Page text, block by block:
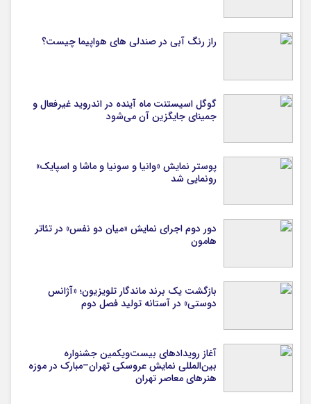
راز رنگ آبی در صندلی های هواپیما چیست؟
گوگل اسیستنت ماه آینده در اندروید غیرفعال و
جمینای جایگزین آن می‌شود
پوستر نمایش «وانیا و سونیا و ماشا و اسپایک»
رونمایی شد
دور دوم اجرای نمایش «میان دو نفس» در تئاتر
هامون
بازگشت یک برند ماندگار تلویزیون؛ «آژانس
دوستی» در آستانه تولید فصل دوم
آغاز رویدادهای بیست‌ویکمین جشنواره
بین‌المللی نمایش عروسکی تهران–مبارک در موزه
هنرهای معاصر تهران